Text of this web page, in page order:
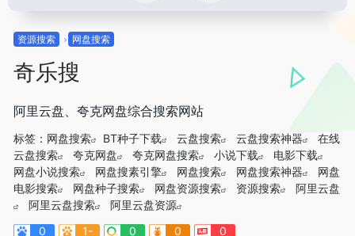
资源搜索 网盘搜索
奇乐搜
阿里云盘、夸克网盘综合搜索网站
标签： 网盘搜索 BT种子下载 云盘搜索 云盘搜索神器
在线
云盘搜索
夸克网盘 夸克网盘搜索 小说下载
电影下载
网盘小说搜索
网盘搜素引擎 网盘搜索 网盘搜索神器
网盘
电影搜索
网盘种子搜索 网盘资源搜索 资源搜索
阿里云盘
阿里云盘搜索
阿里云盘资源
0
1- 0 0 0